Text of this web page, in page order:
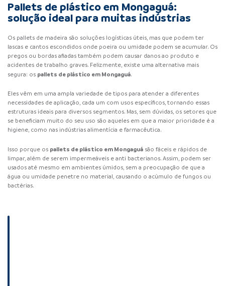
Pallets de plástico em Mongaguá:
solução ideal para muitas indústrias
Os pallets de madeira são soluções logísticas úteis, mas que podem ter
lascas e cantos escondidos onde poeira ou umidade podem se acumular. Os
pregos ou bordas afiadas também podem causar danos ao produto e
acidentes de trabalho graves. Felizmente, existe uma alternativa mais
segura: os pallets de plástico em Mongaguá.
Eles vêm em uma ampla variedade de tipos para atender a diferentes
necessidades de aplicação, cada um com usos específicos, tornando essas
estruturas ideais para diversos segmentos. Mas, sem dúvidas, os setores que
se beneficiam muito do seu uso são aqueles em que a maior prioridade é a
higiene, como nas indústrias alimentícia e farmacêutica.
Isso porque os pallets de plástico em Mongaguá são fáceis e rápidos de
limpar, além de serem impermeáveis e anti bacterianos. Assim, podem ser
usados até mesmo em ambientes úmidos, sem a preocupação de que a
água ou umidade penetre no material, causando o acúmulo de fungos ou
bactérias.